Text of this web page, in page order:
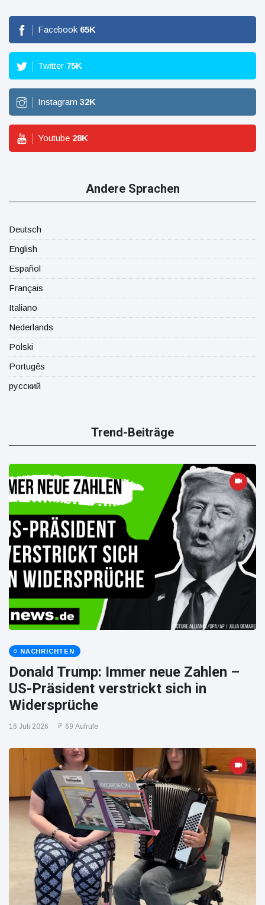
Facebook 65K
Twitter 75K
Instagram 32K
Youtube 28K
Andere Sprachen
Deutsch
English
Español
Français
Italiano
Nederlands
Polski
Portugês
русский
Trend-Beiträge
NACHRICHTEN
Donald Trump: Immer neue Zahlen –
US-Präsident verstrickt sich in
Widersprüche
16 Juli 2026 69 Aufrufe